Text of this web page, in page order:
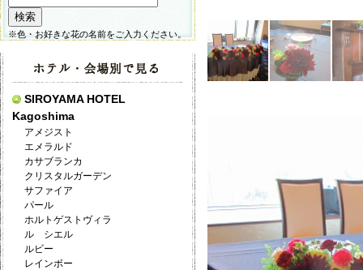
※色・お好きな花の名前をご入力ください。
SIROYAMA HOTEL
Kagoshima
アメジスト
エメラルド
カサブランカ
クリスタルガーデン
サファイア
パール
ホルトゲストヴィラ
ル シエル
ルビー
レインボー